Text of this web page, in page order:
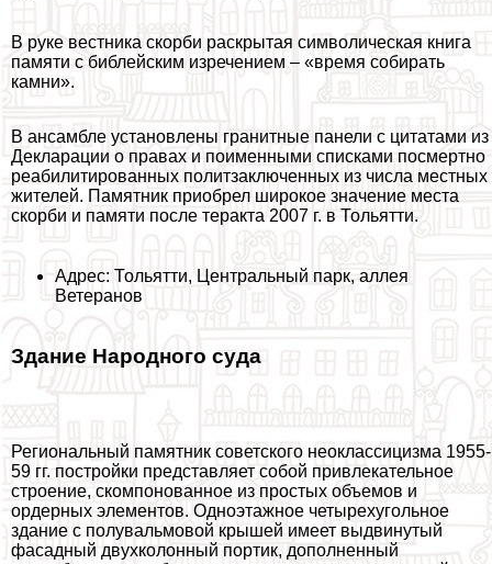
В руке вестника скорби раскрытая символическая книга
памяти с библейским изречением – «время собирать
камни».
В ансамбле установлены гранитные панели с цитатами из
Декларации о правах и поименными списками поcмepтно
реабилитированных политзаключенных из числа местных
жителей. Памятник приобрел широкое значение места
скорби и памяти после теpaкта 2007 г. в Тольятти.
Адрес: Тольятти, Центральный парк, аллея
Ветеранов
Здание Народного суда
Региональный памятник советского неоклассицизма 1955-
59 гг. постройки представляет собой привлекательное
строение, скомпонованное из простых объемов и
ордерных элементов. Одноэтажное четырехугольное
здание с полувальмовой крышей имеет выдвинутый
фасадный двухколонный портик, дополненный